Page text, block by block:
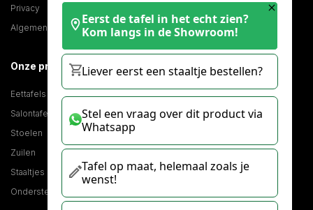
Privacy
Algemene voorwaarden
Onze producten
Eettafels
Salontafels
Stoelen
Zuilen
Staaltjes
Onderstellen
Eerst de tafel in het echt zien?
Kom langs in de Showroom!
Liever eerst een staaltje bestellen?
Stel een vraag over dit product via
Whatsapp
Tafel op maat, helemaal zoals je
wenst!